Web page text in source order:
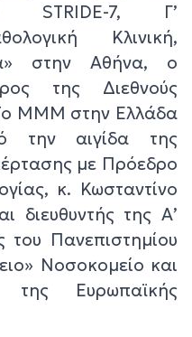
STRIDE-7, Γ’
Κλινική,
στην Αθήνα, ο
της Διεθνούς
ΜΜΜ στην Ελλάδα
την αιγίδα της
με Πρόεδρο
κ. Κωσταντίνο
διευθυντής της Α’
του Πανεπιστημίου
Νοσοκομείο και
της Ευρωπαϊκής